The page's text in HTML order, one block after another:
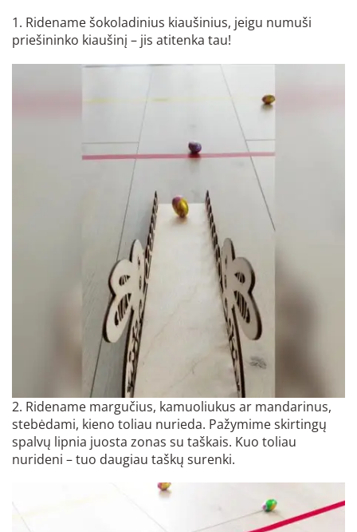
1. Ridename šokoladinius kiaušinius, jeigu numuši
priešininko kiaušinį – jis atitenka tau!
2. Ridename margučius, kamuoliukus ar mandarinus,
stebėdami, kieno toliau nurieda. Pažymime skirtingų
spalvų lipnia juosta zonas su taškais. Kuo toliau
nurideni – tuo daugiau taškų surenki.